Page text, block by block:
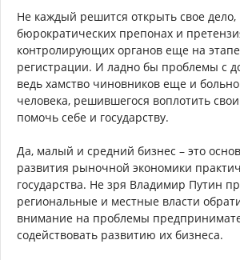
Не каждый решится открыть свое
бюрократических препонах и
контролирующих органов еще на
регистрации. И ладно бы проблемы с
ведь хамство чиновников еще и
человека, решившегося воплотить
помочь себе и государству.
Да, малый и средний бизнес – это
развития рыночной экономики
государства. Не зря Владимир Путин
региональные и местные власти
внимание на проблемы
содействовать развитию их бизнеса.